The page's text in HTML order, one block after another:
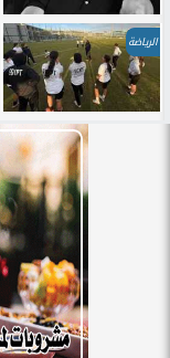
الرياضة